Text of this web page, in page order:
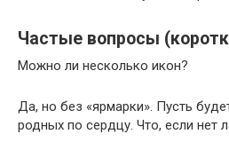
Частые вопросы
Можно ли несколько икон?
Да, но без «ярмарки». Пусть
родных по сердцу. Что, если нет